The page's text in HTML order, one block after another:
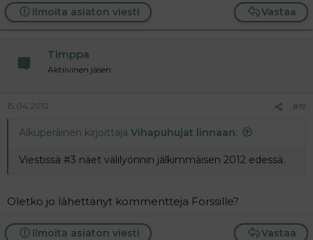
Vastaa
Ilmoita asiaton viesti
Timppa
Aktiivinen jäsen
15.04.2012 #19
Alkuperäinen kirjoittaja Vihapuhujat linnaan:
Viestissä #3 näet välilyönnin jälkimmäisen 2012 edessä.
Oletko jo lähettänyt kommentteja Forssille?
Vastaa
Ilmoita asiaton viesti